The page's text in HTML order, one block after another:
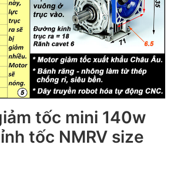
tốc mini 140w
tốc NMRV size